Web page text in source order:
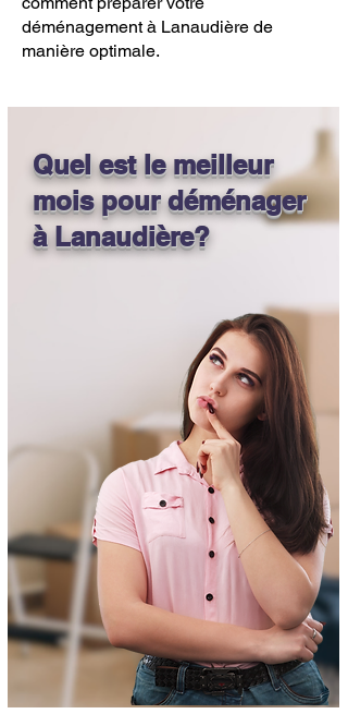
déménagement à Lanaudière de
manière optimale.
Quel est le meilleur
mois pour déménager
à Lanaudière?